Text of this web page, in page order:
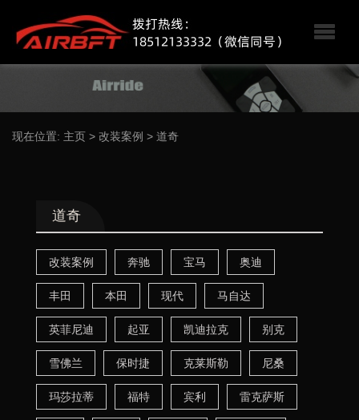
现在位置: 主页 > 改装案例 > 道奇
道奇
改装案例 奔驰 宝马 奥迪
丰田 本田 现代 马自达
英菲尼迪 起亚 凯迪拉克 别克
雪佛兰 保时捷 克莱斯勒 尼桑
玛莎拉蒂 福特 宾利 雷克萨斯